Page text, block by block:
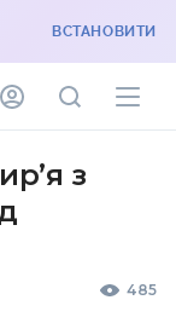
ВСТАНОВИТИ
з
485